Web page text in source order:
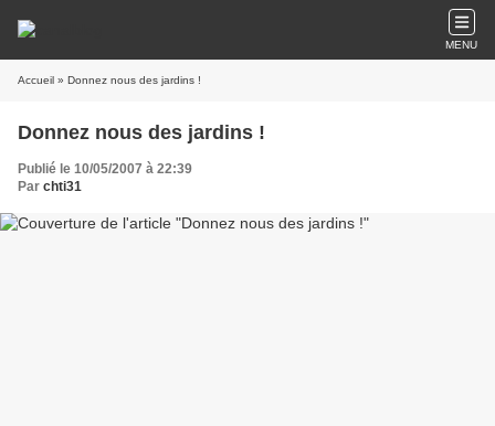
MENU
Accueil » Donnez nous des jardins !
Donnez nous des jardins !
Publié le 10/05/2007 à 22:39
Par chti31